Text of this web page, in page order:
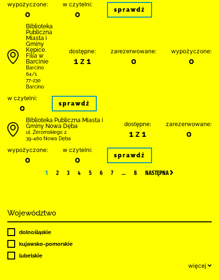
wypożyczone:
0
w czytelni:
0 sprawdź
Biblioteka
Publiczna
Miasta i
Gminy
Kępice.
Filia w
Barcinie
Barcino
64/1
77-230
Barcino
dostępne:
1 z 1
zarezerwowane:
0
wypożyczone:
0
w czytelni:
0 sprawdź
Biblioteka Publiczna Miasta i
Gminy Nowa Dęba
ul. Żeromskiego 2
39-460 Nowa Dęba
dostępne:
1 z 1
zarezerwowane:
0
wypożyczone:
0
w czytelni:
0 sprawdź
1 2 3 4 5 6 7 … 8 NASTĘPNA
Województwo
dolnośląskie
kujawsko-pomorskie
lubelskie
więcej